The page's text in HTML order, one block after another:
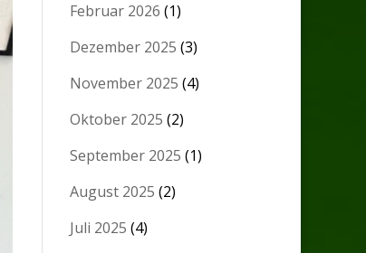
Februar 2026 (1)
Dezember 2025 (3)
November 2025 (4)
Oktober 2025 (2)
September 2025 (1)
August 2025 (2)
Juli 2025 (4)